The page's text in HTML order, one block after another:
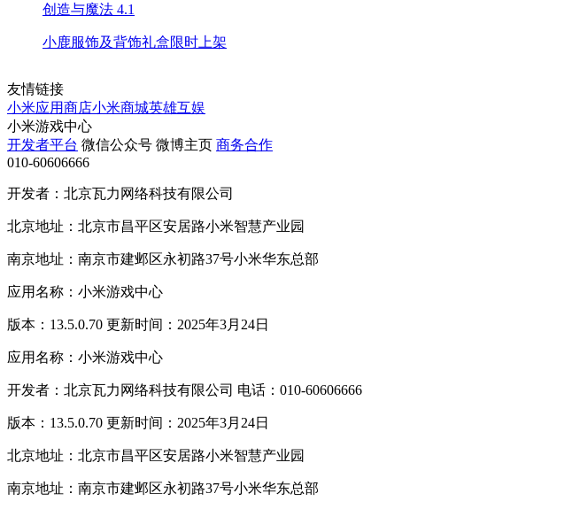
创造与魔法 4.1
小鹿服饰及背饰礼盒限时上架
友情链接
小米应用商店小米商城英雄互娱
小米游戏中心
开发者平台 微信公众号 微博主页 商务合作
010-60606666
开发者：北京瓦力网络科技有限公司
北京地址：北京市昌平区安居路小米智慧产业园
南京地址：南京市建邺区永初路37号小米华东总部
应用名称：小米游戏中心
版本：13.5.0.70 更新时间：2025年3月24日
应用名称：小米游戏中心
开发者：北京瓦力网络科技有限公司 电话：010-60606666
版本：13.5.0.70 更新时间：2025年3月24日
北京地址：北京市昌平区安居路小米智慧产业园
南京地址：南京市建邺区永初路37号小米华东总部